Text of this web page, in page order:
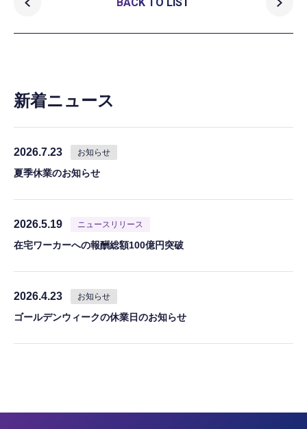
新着ニュース
2026.7.23 お知らせ
夏季休業のお知らせ
2026.5.19 ニュースリリース
在宅ワーカーへの報酬総額100億円突破
2026.4.23 お知らせ
ゴールデンウィークの休業日のお知らせ